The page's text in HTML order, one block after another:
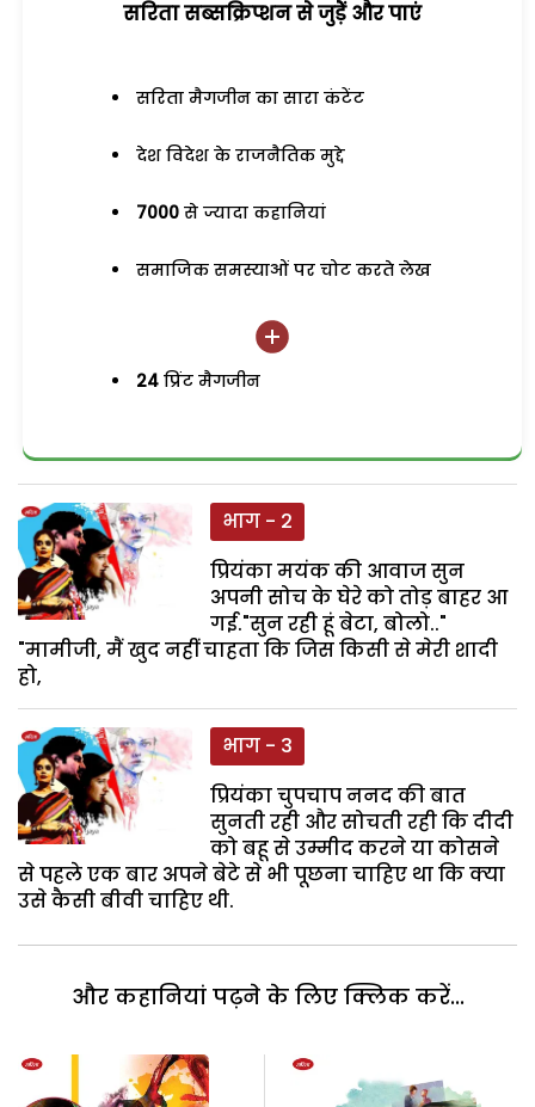
सरिता सब्सक्रिप्शन से जुड़ेें और पाएं
सरिता मैगजीन का सारा कंटेंट
देश विदेश के राजनैतिक मुद्दे
7000 से ज्यादा कहानियां
समाजिक समस्याओं पर चोट करते लेख
24 प्रिंट मैगजीन
भाग - 2
प्रियंका मयंक की आवाज सुन
अपनी सोच के घेरे को तोड़ बाहर आ
गई."सुन रही हूं बेटा, बोलो.."
"मामीजी, मैं खुद नहीं चाहता कि जिस किसी से मेरी शादी
हो,
भाग - 3
प्रियंका चुपचाप ननद की बात
सुनती रही और सोचती रही कि दीदी
को बहू से उम्मीद करने या कोसने
से पहले एक बार अपने बेटे से भी पूछना चाहिए था कि क्या
उसे कैसी बीवी चाहिए थी.
और कहानियां पढ़ने के लिए क्लिक करें...